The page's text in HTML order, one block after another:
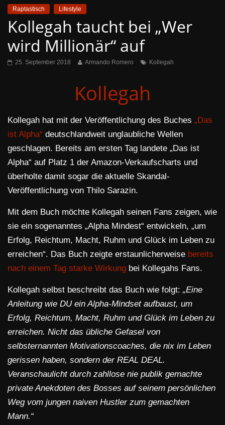
Raptastisch Lifestyle
Kollegah taucht bei „Wer
wird Millionär“ auf
25. September 2018 Armando Romero Kollegah
Kollegah
Kollegah hat mit der Veröffentlichung des Buches „Das
ist Alpha“ deutschlandweit unglaubliche Wellen
geschlagen. Bereits am ersten Tag landete „Das ist
Alpha“ auf Platz 1 der Amazon-Verkaufscharts und
überholte damit sogar die aktuelle Skandal-
Veröffentlichung von Thilo Sarazin.
Mit dem Buch möchte Kollegah seinen Fans zeigen, wie
sie ein sogenanntes „Alpha Mindest“ entwickeln, „um
Erfolg, Reichtum, Macht, Ruhm und Glück im Leben zu
erreichen“. Das Buch zeigte erstaunlicherweise bereits
nach einem Tag starke Wirkung bei Kollegahs Fans.
Kollegah selbst beschreibt das Buch wie folgt: „Eine
Anleitung wie DU ein Alpha-Mindset aufbaust, um
Erfolg, Reichtum, Macht, Ruhm und Glück im Leben zu
erreichen. Nicht das übliche Gefasel von
selbsternannten Motivationscoaches, die nix im Leben
gerissen haben, sondern der REAL DEAL.
Veranschaulicht durch zahllose nie publik gemachte
private Anekdoten des Bosses auf seinem persönlichen
Weg vom jungen naiven Hustler zum gemachten
Mann.“